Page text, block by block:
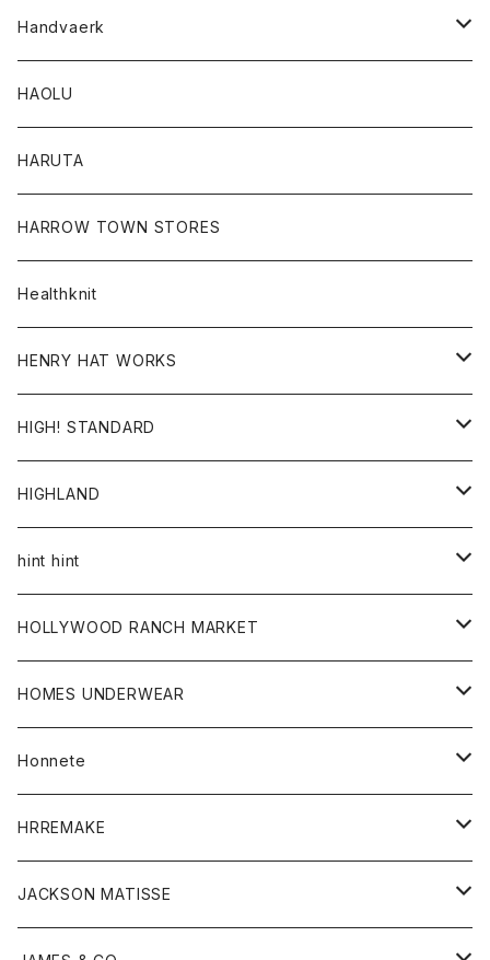
アウター
カーディガン
コート
トップス
シャツ
スウェット
レディース
カーディガン
コート
ボトム
パンツ
Handvaerk
トップス
Tシャツ
ロンTEE
HAOLU
HARUTA
HARROW TOWN STORES
Healthknit
HENRY HAT WORKS
帽子
HIGH! STANDARD
アウター
ジャケット
トップス
シャツ
カーディガン
ボトム
グッズ
帽子
HIGHLAND
帽子
hint hint
ストール
HOLLYWOOD RANCH MARKET
アウター
カーディガン
コート
アクセサリー
ウォレット
ストール
キッズ
Tシャツ
グッズ
アンダーウェア
HOMES UNDERWEAR
アウター
カーディガン
コート
キッズ
Tシャツ
ロンパース
グッズ
靴
Honnete
ブラウス
ワンピース
HRREMAKE
バック
JACKSON MATISSE